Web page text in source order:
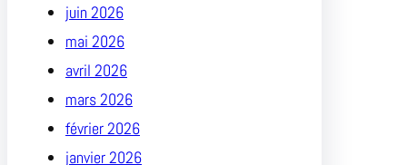
juin 2026
mai 2026
avril 2026
mars 2026
février 2026
janvier 2026